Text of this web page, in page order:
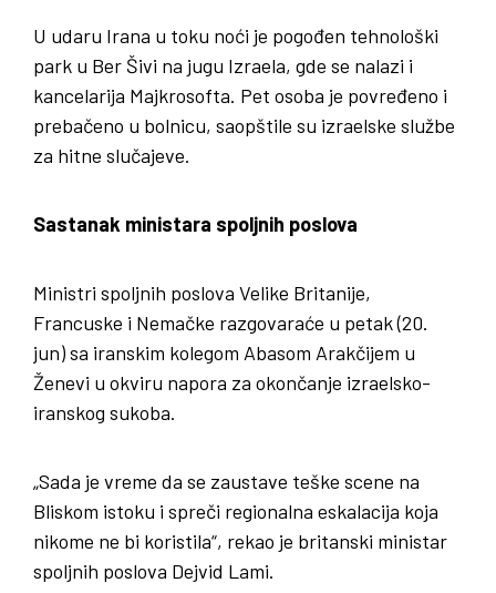
U udaru Irana u toku noći je pogođen tehnološki
park u Ber Šivi na jugu Izraela, gde se nalazi i
kancelarija Majkrosofta. Pet osoba je povređeno i
prebačeno u bolnicu, saopštile su izraelske službe
za hitne slučajeve.
Sastanak ministara spoljnih poslova
Ministri spoljnih poslova Velike Britanije,
Francuske i Nemačke razgovaraće u petak (20.
jun) sa iranskim kolegom Abasom Arakčijem u
Ženevi u okviru napora za okončanje izraelsko-
iranskog sukoba.
„Sada je vreme da se zaustave teške scene na
Bliskom istoku i spreči regionalna eskalacija koja
nikome ne bi koristila“, rekao je britanski ministar
spoljnih poslova Dejvid Lami.